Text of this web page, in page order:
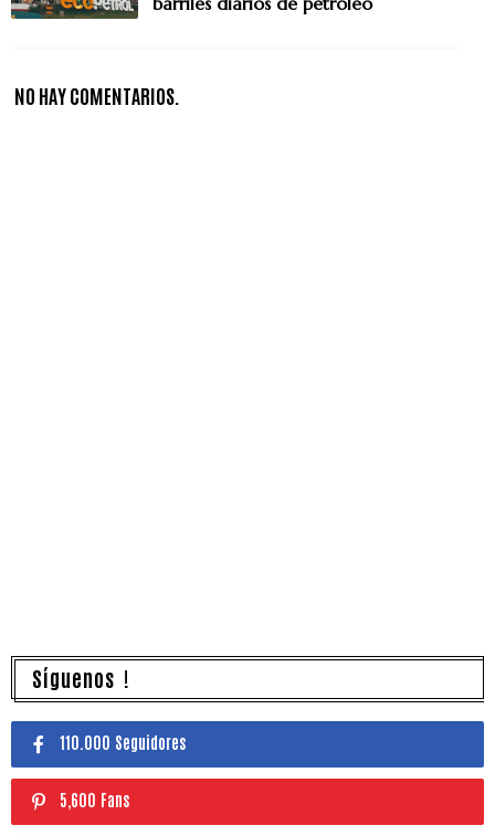
NO HAY COMENTARIOS.
Síguenos !
110.000 Seguidores
5,600 Fans